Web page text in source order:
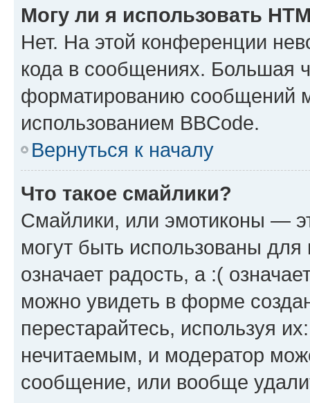
Могу ли я использовать
Нет. На этой конференции
кода в сообщениях. Большая
форматированию сообщений
использованием BBCode.
Вернуться к началу
Что такое смайлики?
Смайлики, или эмотиконы —
могут быть использованы
означает радость, а :(
можно увидеть в форме
перестарайтесь, используя
нечитаемым, и модератор
сообщение, или вообще